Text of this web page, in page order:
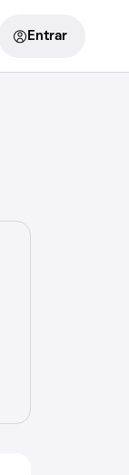
Entrar